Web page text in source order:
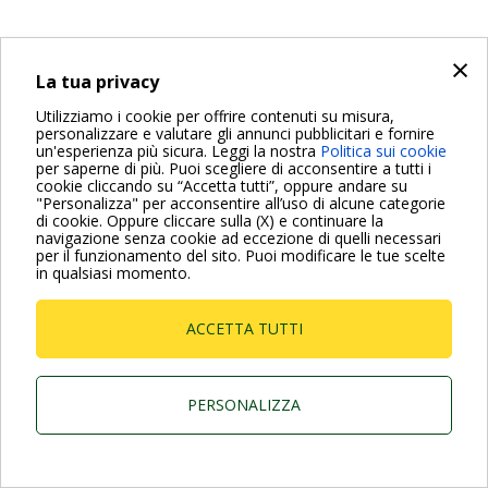
×
La tua privacy
Utilizziamo i cookie per offrire contenuti su misura,
personalizzare e valutare gli annunci pubblicitari e fornire
un'esperienza più sicura. Leggi la nostra Politica sui cookie
per saperne di più. Puoi scegliere di acconsentire a tutti i
cookie cliccando su “Accetta tutti”, oppure andare su
"Personalizza" per acconsentire all’uso di alcune categorie
di cookie. Oppure cliccare sulla (X) e continuare la
navigazione senza cookie ad eccezione di quelli necessari
per il funzionamento del sito. Puoi modificare le tue scelte
in qualsiasi momento.
ACCETTA TUTTI
PERSONALIZZA